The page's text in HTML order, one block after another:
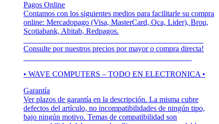
Pagos Online
Contamos con los siguientes medios para facilitarle su compra
online: Mercadopago (Visa, MasterCard, Oca, Lider), Brou,
Scotiabank, Abitab, Redpagos.
Consulte por nuestros precios por mayor o compra directa!
• WAVE COMPUTERS – TODO EN ELECTRONICA •
Garantía
Ver plazos de garantía en la descripción. La misma cubre
defectos del artículo, no incompatibilidades de ningún tipo,
bajo ningún motivo. Temas de compatibilidad son